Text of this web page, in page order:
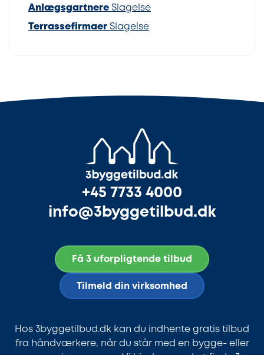
Anlægsgartnere Slagelse
Terrassefirmaer Slagelse
+45 7733 4000
info@3byggetilbud.dk
Få 3 uforpligtende tilbud
Tilmeld din virksomhed
Hos 3byggetilbud.dk kan du indhente gratis tilbud
fra håndværkere, når du står med en bygge- eller